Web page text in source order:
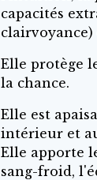
capacités
Elle protège
la chance.
Elle est
intérieur et
Elle apporte
sang-froid,